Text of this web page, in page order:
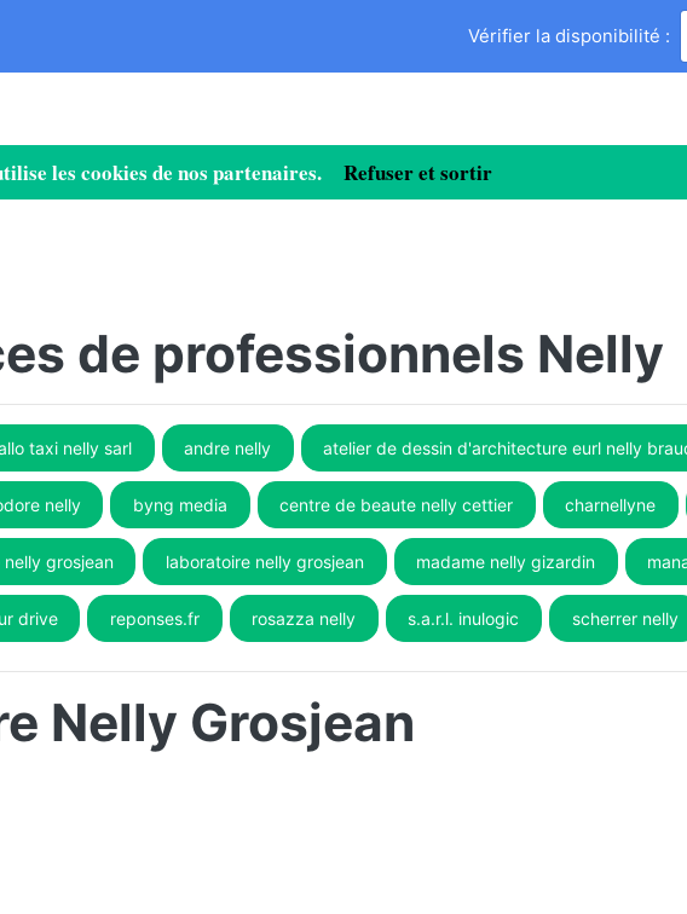
les cookies de nos partenaires. Refuser et sortir
Vérifier la disponibilité :
de professionnels Nelly
taxi nelly sarl andre nelly atelier de dessin d'architecture eurl nelly
nelly byng media centre de beaute nelly cettier charnellyne
grosjean laboratoire nelly grosjean madame nelly gizardin
drive reponses.fr rosazza nelly s.a.r.l. inulogic scherrer nelly
Nelly Grosjean